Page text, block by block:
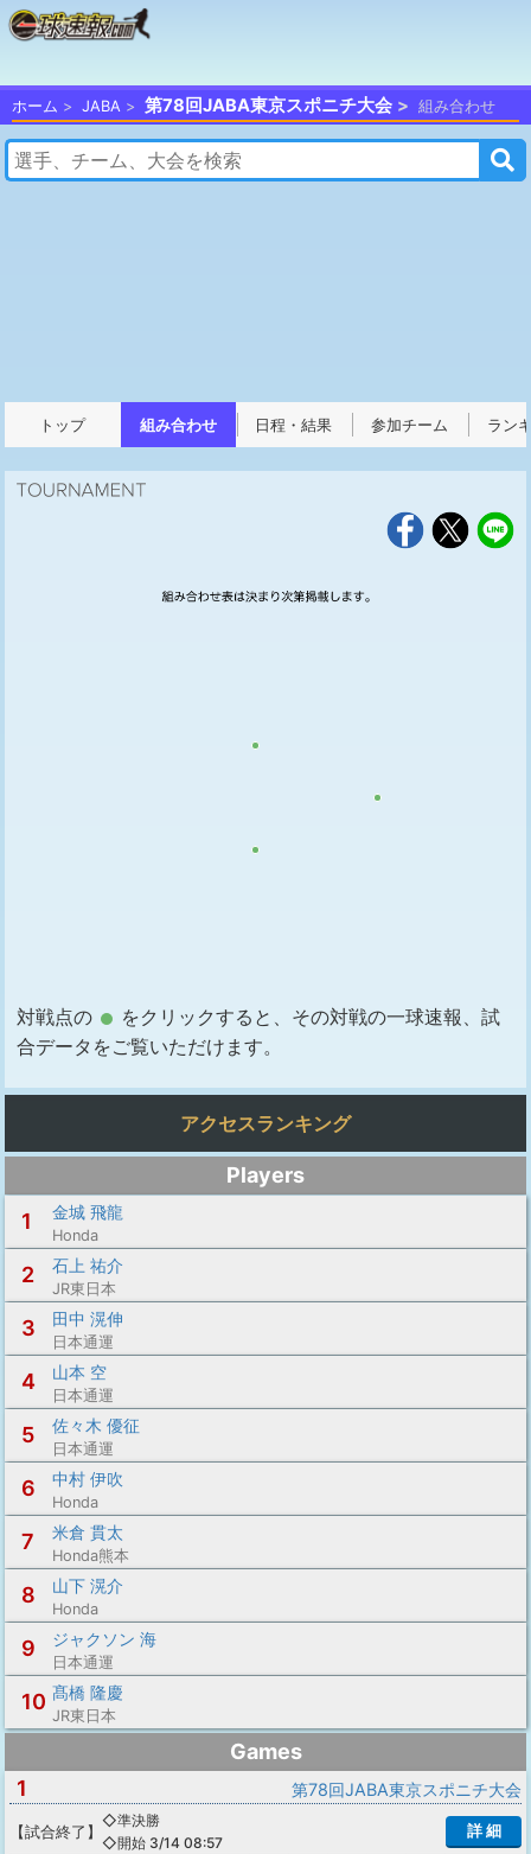
ホーム JABA 第78回JABA東京スポニチ大会 組み合わせ
トップ 組み合わせ 日程・結果 参加チーム ラン
対戦点の
をクリックすると、その対戦の一球速報、試
合データをご覧いただけます。
アクセスランキング
Players
1
金城 飛龍
Honda
2 石上 祐介
JR東日本
3 田中 滉伸
日本通運
4 山本 空
日本通運
5 佐々木 優征
日本通運
6 中村 伊吹
Honda
7 米倉 貫太
Honda熊本
8 山下 滉介
Honda
9 ジャクソン 海
日本通運
10 髙橋 隆慶
JR東日本
Games
1
第78回JABA東京スポニチ大会
【試合終了 】
◇準決勝
◇開始 3/14 08:57
詳 細